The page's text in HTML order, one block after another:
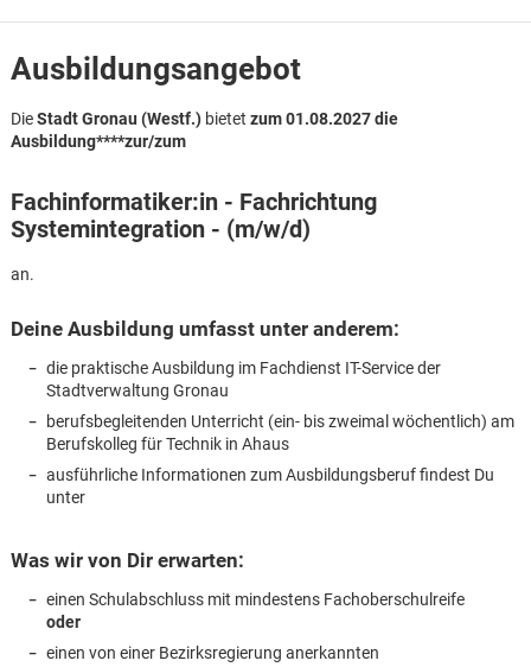
Ausbildungsangebot
DieStadt Gronau (Westf.)bietet zum01.08.2027die
Ausbildung****zur/zum
Fachinformatiker:in - Fachrichtung
Systemintegration - (m/w/d)
an.
Deine Ausbildung umfasst unter anderem:
die praktische Ausbildung im Fachdienst IT-Service der
Stadtverwaltung Gronau
berufsbegleitenden Unterricht (ein- bis zweimal wöchentlich) am
Berufskolleg für Technik in Ahaus
ausführliche Informationen zum Ausbildungsberuf findest Du
unter
Was wir von Dir erwarten:
einen Schulabschluss mit mindestens Fachoberschulreife
oder
einen von einer Bezirksregierung anerkannten
Karte anzeigen